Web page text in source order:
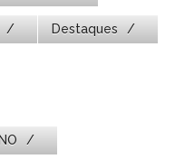
Destaques